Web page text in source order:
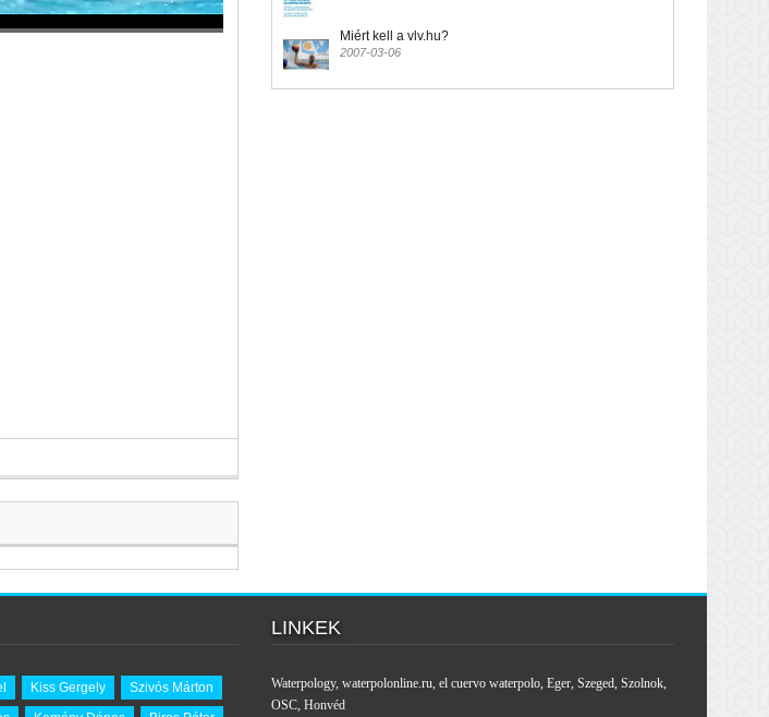
Miért kell a vlv.hu?
2007-03-06
Kiss Gergely
Szivós Márton
LINKEK
Waterpology, waterpolonline.ru, el cuervo waterpolo, Eger, Szeged, Szolnok,
OSC, Honvéd